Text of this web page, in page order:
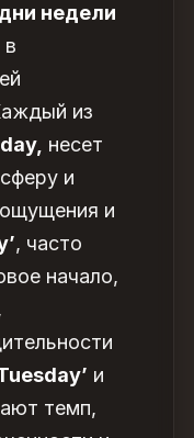
недели
из
несет
и
и
, часто
начало,
и
темп,